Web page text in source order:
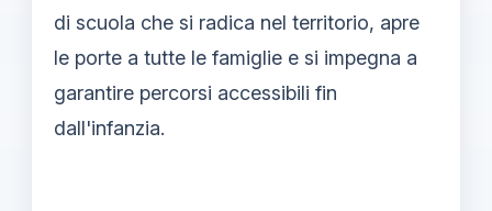
di scuola che si radica nel territorio, apre
le porte a tutte le famiglie e si impegna a
garantire percorsi accessibili fin
dall'infanzia.